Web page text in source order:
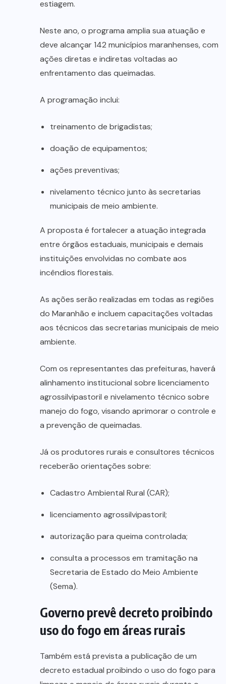
estiagem.
Neste ano, o programa amplia sua atuação e
deve alcançar 142 municípios maranhenses, com
ações diretas e indiretas voltadas ao
enfrentamento das queimadas.
A programação inclui:
treinamento de brigadistas;
doação de equipamentos;
ações preventivas;
nivelamento técnico junto às secretarias
municipais de meio ambiente.
A proposta é fortalecer a atuação integrada
entre órgãos estaduais, municipais e demais
instituições envolvidas no combate aos
incêndios florestais.
As ações serão realizadas em todas as regiões
do Maranhão e incluem capacitações voltadas
aos técnicos das secretarias municipais de meio
ambiente.
Com os representantes das prefeituras, haverá
alinhamento institucional sobre licenciamento
agrossilvipastoril e nivelamento técnico sobre
manejo do fogo, visando aprimorar o controle e
a prevenção de queimadas.
Já os produtores rurais e consultores técnicos
receberão orientações sobre:
Cadastro Ambiental Rural (CAR);
licenciamento agrossilvipastoril;
autorização para queima controlada;
consulta a processos em tramitação na
Secretaria de Estado do Meio Ambiente
(Sema).
Governo prevê decreto proibindo
uso do fogo em áreas rurais
Também está prevista a publicação de um
decreto estadual proibindo o uso do fogo para